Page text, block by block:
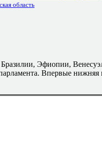
область
Эфиопии,
Впервые нижняя